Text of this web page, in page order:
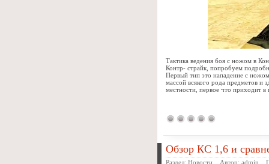
Тактика ведения боя с ножом в
Контр- страйк, попробуем
Первый тип это нападение с
массой всякого рода предметов и
местности, первое что приходит в
Обзор КС 1,6 и
Раздел: Новости Автор: admin